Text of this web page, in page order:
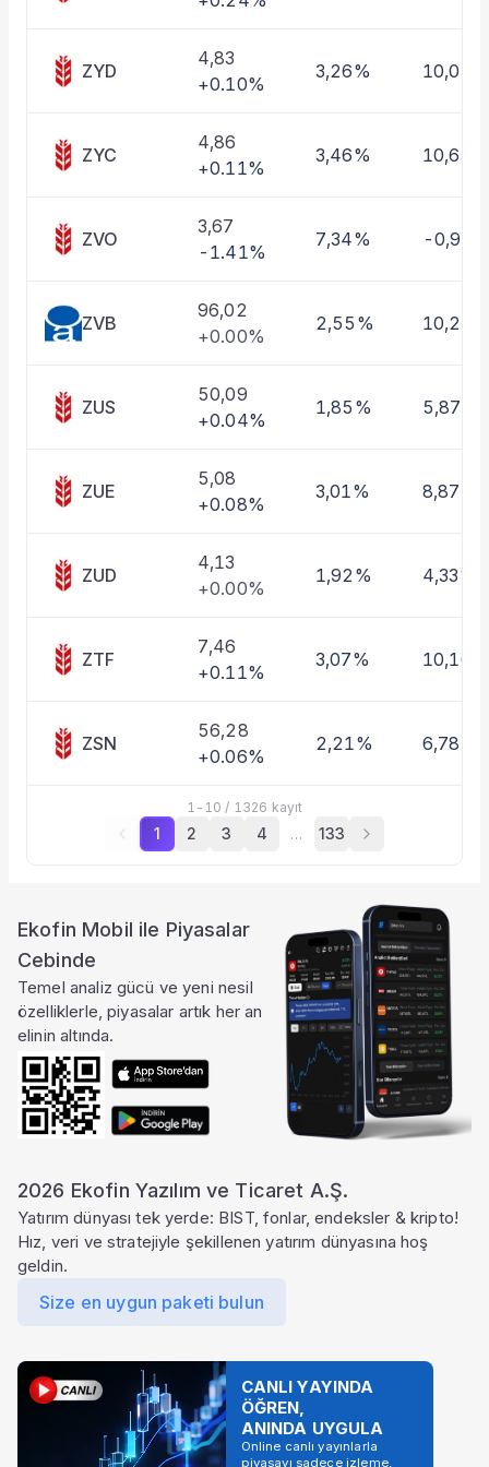
ZYD
4,83
+0.10%
3,26% 10,01%
ZYC
4,86
+0.11%
3,46% 10,63%
ZVO
3,67
-1.41%
7,34% -0,97%
ZVB
96,02
+0.00%
2,55%
ZUS
50,09
+0.04%
1,85% 5,87%
ZUE
5,08
+0.08%
3,01% 8,87%
ZUD
4,13
+0.00%
1,92% 4,33%
ZTF
7,46
+0.11%
3,07% 10,16%
ZSN
56,28
+0.06%
2,21% 6,78%
1 - 10 / 1326 kayıt
1 2 3 4 … 133
Ekofin Mobil ile Piyasalar
Cebinde
Temel analiz gücü ve yeni nesil
özelliklerle, piyasalar artık her an
elinin altında.
2026 Ekofin Yazılım ve Ticaret A.Ş.
Yatırım dünyası tek yerde: BIST, fonlar, endeksler & kripto!
Hız, veri ve stratejiyle şekillenen yatırım dünyasına hoş
geldin.
Size en uygun paketi bulun
CANLI YAYINDA
ÖĞREN,
ANINDA UYGULA
Online canlı yayınlarla
piyasayı sadece izleme,